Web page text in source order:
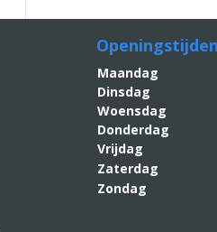
Maandag
Dinsdag
Woensdag
Donderdag
Vrijdag
Zaterdag
Zondag